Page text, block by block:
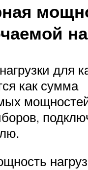
для
как сумма